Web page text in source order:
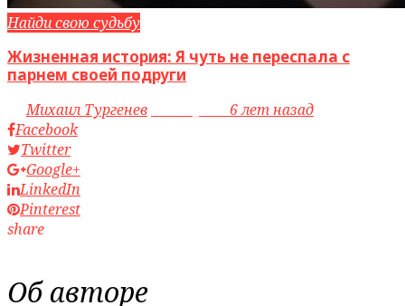
Найди свою судьбу
Жизненная история: Я чуть не переспала с
парнем своей подруги
byМихаил Тургенев
6 лет назад
Facebook
Twitter
Google+
LinkedIn
Pinterest
share
Об авторе